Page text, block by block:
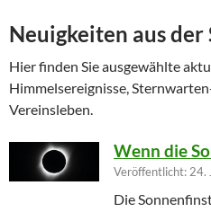
Neuigkeiten aus
Hier finden Sie ausgewählte
Himmelsereignisse,
Vereinsleben.
Wenn die
Veröffentlicht: 24.
Die